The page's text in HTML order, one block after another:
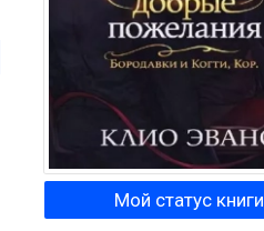
Мой статус книги